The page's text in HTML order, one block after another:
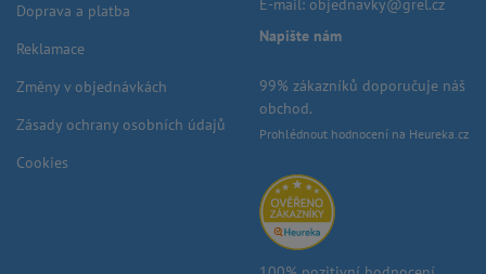
Doprava a platba
Reklamace
Změny v objednávkách
Zásady ochrany osobních údajů
Cookies
E-mail: objednavky@grel.cz
Napište nám
99% zákazníků doporučuje náš
obchod.
Prohlédnout hodnocení na Heureka.cz